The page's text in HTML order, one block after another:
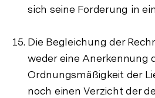
sich seine Forderung in
Die Begleichung der
weder eine Anerkennung
Ordnungsmäßigkeit der
noch einen Verzicht der